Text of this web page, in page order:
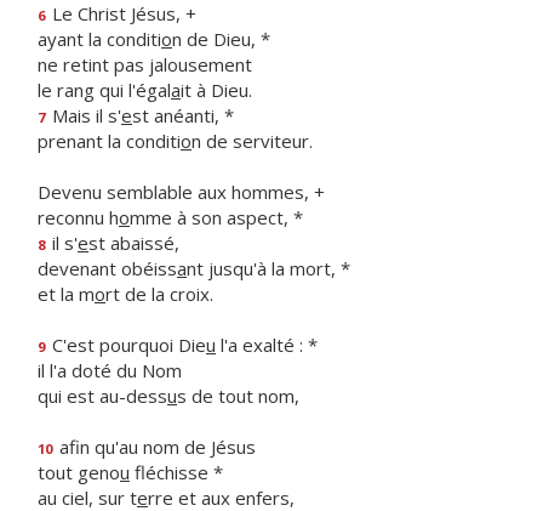
6 Le Christ Jésus, +
ayant la condition de Dieu, *
ne retint pas jalousement
le rang qui l'égalait à Dieu.
7 Mais il s'est anéanti, *
prenant la condition de serviteur.
Devenu semblable aux hommes, +
reconnu homme à son aspect, *
8 il s'est abaissé,
devenant obéissant jusqu'à la mort, *
et la mort de la croix.
9 C'est pourquoi Dieu l'a exalté : *
il l'a doté du Nom
qui est au-dessus de tout nom,
10 afin qu'au nom de Jésus
tout genou fléchisse *
au ciel, sur terre et aux enfers,